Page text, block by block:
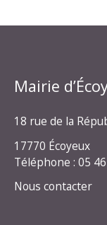
Mairie
18 rue de la
17770 Écoyeux
Téléphone : 05
Nous contacter